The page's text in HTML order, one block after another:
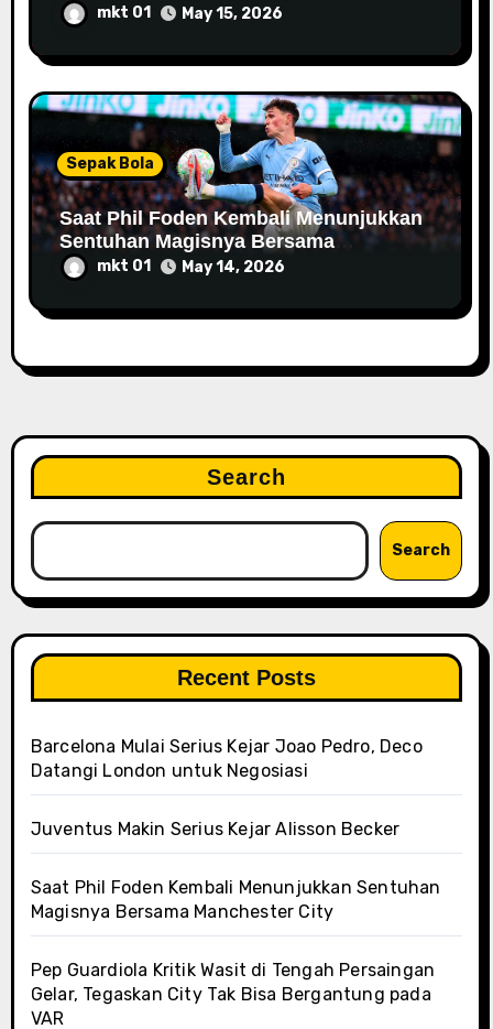
mkt 01 May 15, 2026
Sepak Bola
Saat Phil Foden Kembali Menunjukkan
Sentuhan Magisnya Bersama
Manchester City
mkt 01 May 14, 2026
Search
Search
Recent Posts
Barcelona Mulai Serius Kejar Joao Pedro, Deco
Datangi London untuk Negosiasi
Juventus Makin Serius Kejar Alisson Becker
Saat Phil Foden Kembali Menunjukkan Sentuhan
Magisnya Bersama Manchester City
Pep Guardiola Kritik Wasit di Tengah Persaingan
Gelar, Tegaskan City Tak Bisa Bergantung pada
VAR